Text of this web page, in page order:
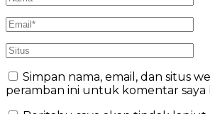
Simpan nama, email, dan situs
peramban ini untuk komentar saya